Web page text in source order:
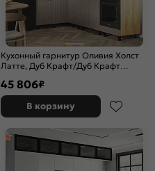
Кухонный гарнитур Оливия Холст
Латте, Дуб Крафт/Дуб Крафт
45 806₽
В корзину